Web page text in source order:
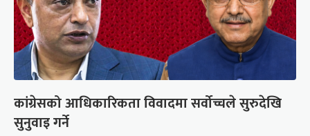
कांग्रेसको आधिकारिकता विवादमा सर्वोच्चले सुरुदेखि
सुनुवाइ गर्ने